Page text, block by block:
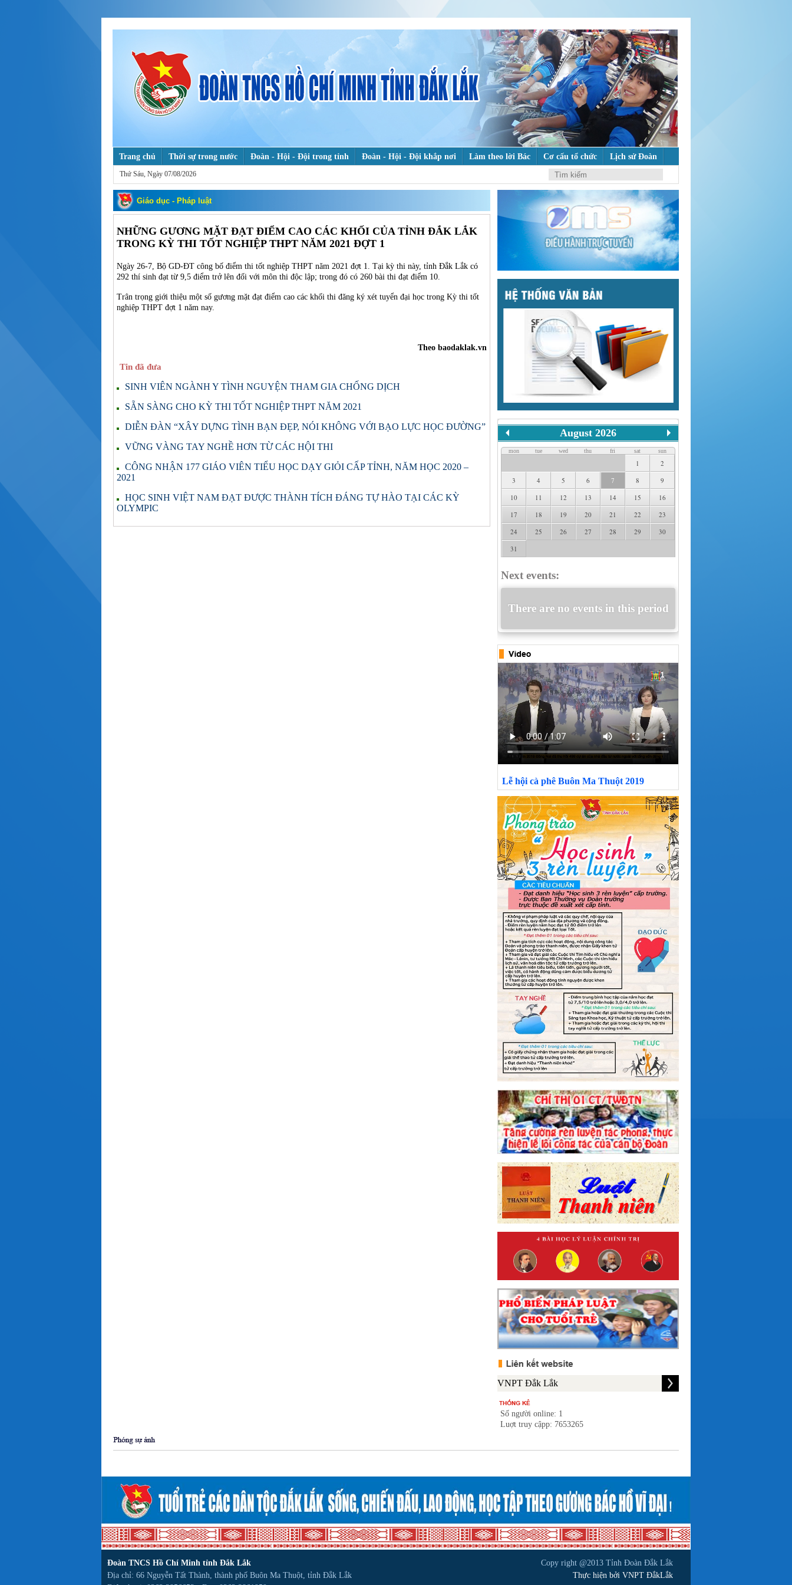
Trang chủ Thời sự trong nước Đoàn - Hội - Đội trong tỉnh Đoàn - Hội - Đội khắp nơi Làm theo lời Bác Cơ cấu tổ chức Lịch sử Đoàn
Tuổi trẻ với khoa học & công nghệ Bảo vệ nền tảng tư tưởng của Đảng
Mỗi ngày một tin tốt, mỗi tuần một câu chuyện đẹp
Thứ Sáu, Ngày 07/08/2026
KIẾM
Giáo dục - Pháp luật
NHỮNG GƯƠNG MẶT ĐẠT ĐIỂM CAO CÁC KHỐI CỦA TỈNH ĐẮK LẮK
TRONG KỲ THI TỐT NGHIỆP THPT NĂM 2021 ĐỢT 1
Ngày 26-7, Bộ GD-ĐT công bố điểm thi tốt nghiệp THPT năm 2021 đợt 1. Tại kỳ thi này, tỉnh Đắk Lắk có
292 thí sinh đạt từ 9,5 điểm trở lên đối với môn thi độc lập; trong đó có 260 bài thi đạt điểm 10.
Trân trọng giới thiệu một số gương mặt đạt điểm cao các khối thi đăng ký xét tuyển đại học trong Kỳ thi tốt
nghiệp THPT đợt 1 năm nay.
Theo baodaklak.vn
Tin đã đưa
SINH VIÊN NGÀNH Y TÌNH NGUYỆN THAM GIA CHỐNG DỊCH
SẴN SÀNG CHO KỲ THI TỐT NGHIỆP THPT NĂM 2021
DIỄN ĐÀN “XÂY DỰNG TÌNH BẠN ĐẸP, NÓI KHÔNG VỚI BẠO LỰC HỌC ĐƯỜNG”
VỮNG VÀNG TAY NGHỀ HƠN TỪ CÁC HỘI THI
CÔNG NHẬN 177 GIÁO VIÊN TIỂU HỌC DẠY GIỎI CẤP TỈNH, NĂM HỌC 2020 –
2021
HỌC SINH VIỆT NAM ĐẠT ĐƯỢC THÀNH TÍCH ĐÁNG TỰ HÀO TẠI CÁC KỲ
OLYMPIC
August 2026
mon tue wed thu fri sat sun
1
2
3
4 5 6 7 8
9
10
11 12 13 14 15
16
17
18 19 20 21 22
23
24
25 26 27 28 29
30
31
Next events:
There are no events in this period
Lễ hội cà phê Buôn Ma Thuột 2019
Số người online: 1
Luợt truy cậpp: 7653265
Đoàn TNCS Hồ Chí Minh tỉnh Đắk Lắk
Địa chỉ: 66 Nguyễn Tất Thành, thành phố Buôn Ma Thuột, tỉnh Đắk Lắk
Copy right @2013 Tỉnh Đoàn Đắk Lắk
Thực hiện bởi VNPT ĐắkLắk